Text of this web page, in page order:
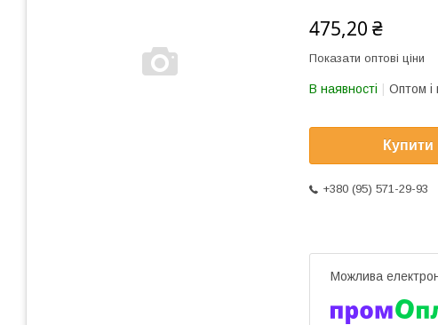
475,20 ₴
Показати оптові ціни
В наявності Оптом і
Купити
+380 (95) 571-29-93